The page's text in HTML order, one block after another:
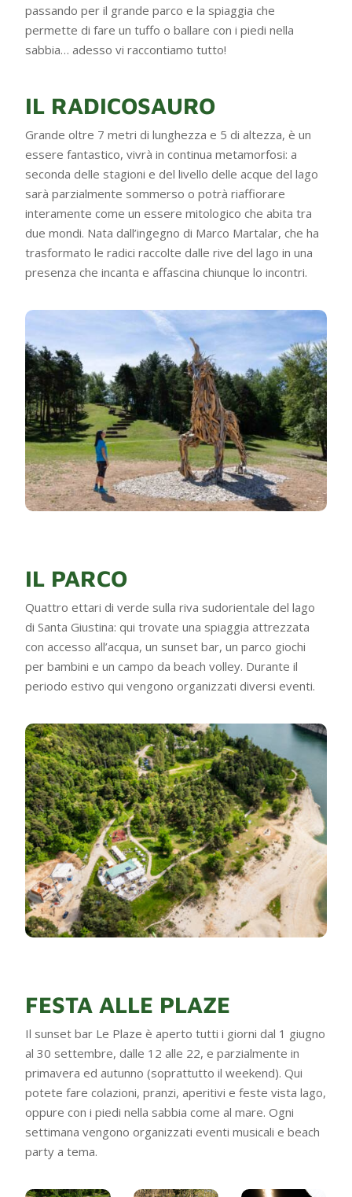
passando per il grande parco e la spiaggia che
permette di fare un tuffo o ballare con i piedi nella
sabbia… adesso vi raccontiamo tutto!
IL RADICOSAURO
Grande oltre 7 metri di lunghezza e 5 di altezza, è un
essere fantastico, vivrà in continua metamorfosi: a
seconda delle stagioni e del livello delle acque del lago
sarà parzialmente sommerso o potrà riaffiorare
interamente come un essere mitologico che abita tra
due mondi. Nata dall’ingegno di Marco Martalar, che ha
trasformato le radici raccolte dalle rive del lago in una
presenza che incanta e affascina chiunque lo incontri.
IL PARCO
Quattro ettari di verde sulla riva sudorientale del lago
di Santa Giustina: qui trovate una spiaggia attrezzata
con accesso all’acqua, un sunset bar, un parco giochi
per bambini e un campo da beach volley. Durante il
periodo estivo qui vengono organizzati diversi eventi.
FESTA ALLE PLAZE
Il sunset bar Le Plaze è aperto tutti i giorni dal 1 giugno
al 30 settembre, dalle 12 alle 22, e parzialmente in
primavera ed autunno (soprattutto il weekend). Qui
potete fare colazioni, pranzi, aperitivi e feste vista lago,
oppure con i piedi nella sabbia come al mare. Ogni
settimana vengono organizzati eventi musicali e beach
party a tema.